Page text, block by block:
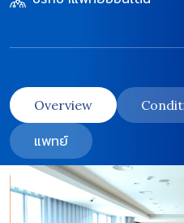
Overview
แพทย์